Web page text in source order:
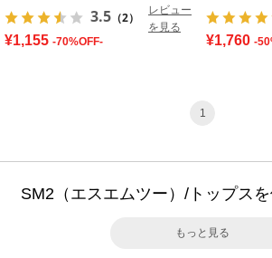
3.5 （2）
レビュー
を見る
¥1,155 -70%OFF-
¥1,760 -
1
SM2（エスエムツー）/トップス
もっと見る